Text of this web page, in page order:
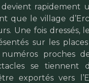
rapidement
que le village
Une fois dressés,
sur les
proches
se tiennent
exportés vers